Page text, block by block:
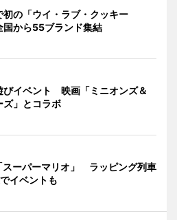
初の「ウイ・ラブ・クッキー
から55ブランド集結
びイベント 映画「ミニオンズ＆
ズ」とコラボ
スーパーマリオ」 ラッピング列車
イベントも